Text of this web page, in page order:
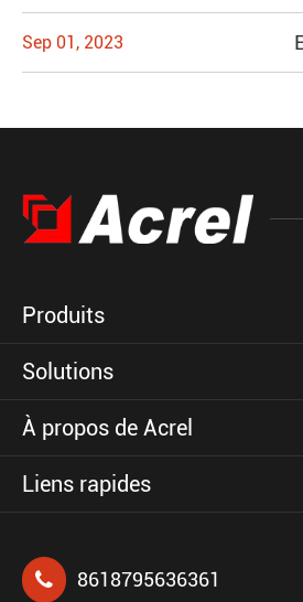
Sep 01, 2023
Produits
Solutions
À propos de Acrel
Liens rapides
8618795636361